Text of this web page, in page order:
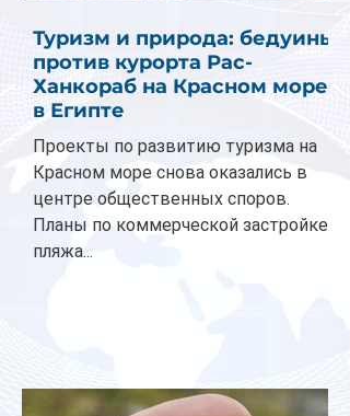
Туризм и природа: бедуины
против курорта Рас-
Ханкораб на Красном море
в Египте
Проекты по развитию туризма на
Красном море снова оказались в
центре общественных споров.
Планы по коммерческой застройке
пляжа...